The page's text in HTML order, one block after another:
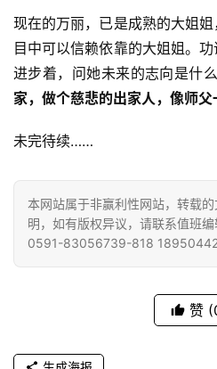
政
策
法
声
明
现在的万丽，已是成熟的大姐
目中可以信赖依靠的大姐姐。
进步着，问她未来的志向是什么
家，做个慈悲的出家人，像师
未完待续……
本网站属于非赢利性网站，转载
明，如有版权异议，请联系值班编
0591-83056739-818
赞